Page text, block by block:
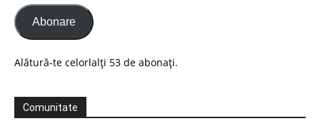
Abonare
Alătură-te celorlalți 53 de abonați.
Comunitate